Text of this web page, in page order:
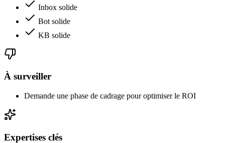
Inbox solide
Bot solide
KB solide
À surveiller
Demande une phase de cadrage pour optimiser le ROI
Expertises clés